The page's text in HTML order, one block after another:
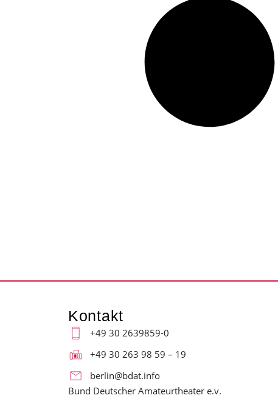
Kontakt
+49 30 2639859-0
+49 30 263 98 59 – 19
berlin@bdat.info
Bund Deutscher Amateurtheater e.v.